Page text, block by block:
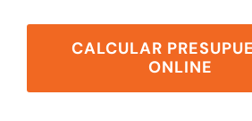
CALCULAR
ONLINE